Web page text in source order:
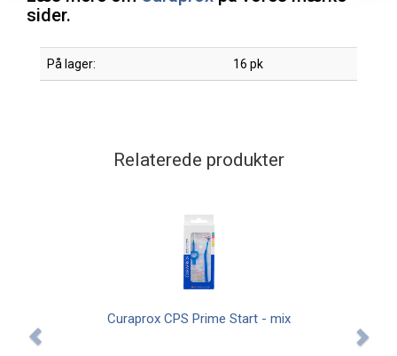
sider.
På lager: 16 pk
Relaterede produkter
Curaprox CPS Prime Start - mix